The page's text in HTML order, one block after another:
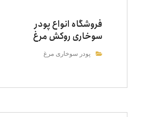
فروشگاه انواع پودر
سوخاری روکش مرغ
پودر سوخاری مرغ